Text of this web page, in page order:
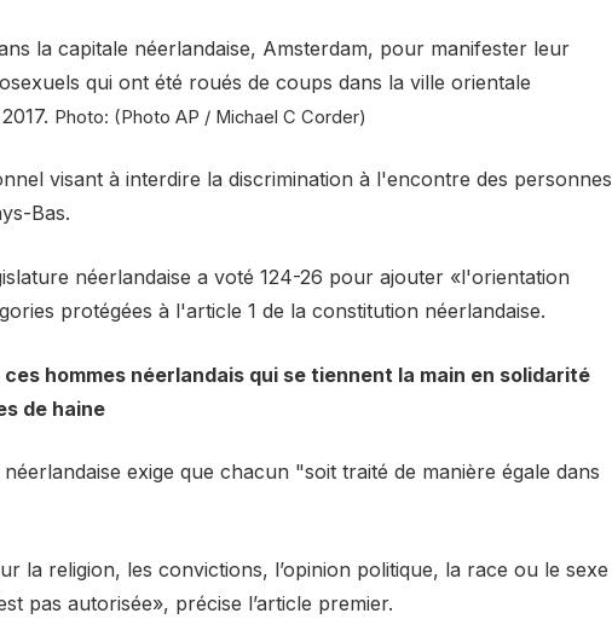
la capitale néerlandaise, Amsterdam, pour manifester leur
qui ont été roués de coups dans la ville orientale
Photo: (Photo AP / Michael C Corder)
visant à interdire la discrimination à l'encontre des personnes
Bas.
néerlandaise a voté 124-26 pour ajouter «l'orientation
protégées à l'article 1 de la constitution néerlandaise.
hommes néerlandais qui se tiennent la main en solidarité
de haine
exige que chacun "soit traité de manière égale dans
la religion, les convictions, l’opinion politique, la race ou le sexe
pas autorisée», précise l’article premier.